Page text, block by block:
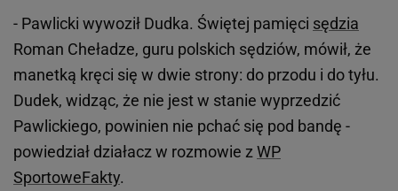
- Pawlicki wywoził Dudka. Świętej pamięci sędzia
Roman Cheładze, guru polskich sędziów, mówił, że
manetką kręci się w dwie strony: do przodu i do tyłu.
Dudek, widząc, że nie jest w stanie wyprzedzić
Pawlickiego, powinien nie pchać się pod bandę -
powiedział działacz w rozmowie z WP
SportoweFakty.